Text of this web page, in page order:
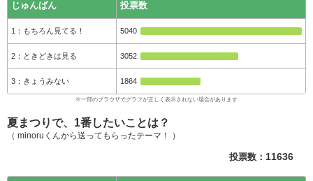
じゅんばん 投票数
もちろん見てる！ 5040
ときどきは見る 3052
きょうみない 1864
夏まつりで、1番したいことは？
（ minoruくんから送ってもらったテーマ！ ）
投票数： 11636